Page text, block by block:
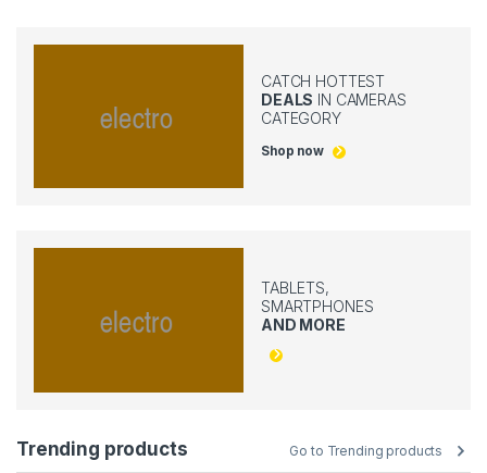
CATCH HOTTEST
DEALS IN CAMERAS
CATEGORY
Shop now
TABLETS,
SMARTPHONES
AND MORE
Trending products Go to Trending products